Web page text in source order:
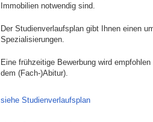
Immobilien notwendig sind.
Der Studienverlaufsplan gibt Ihnen einen
Spezialisierungen.
Eine frühzeitige Bewerbung wird
dem (Fach-)Abitur).
siehe Studienverlaufsplan